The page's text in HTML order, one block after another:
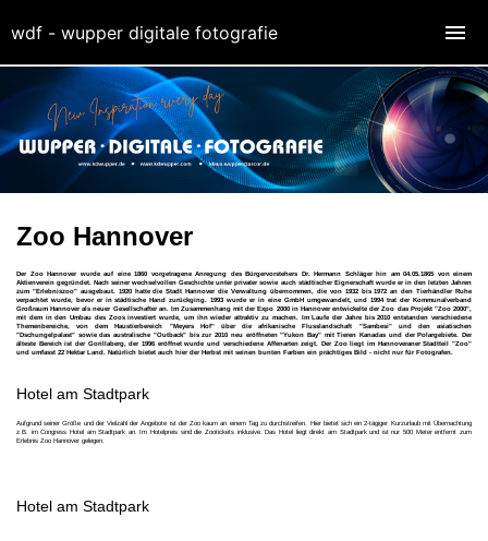
Zoo Hannover
Der Zoo Hannover wurde auf eine 1860 vorgetragene Anregung des Bürgervorstehers Dr. Hermann Schläger hin am 04.05.1865 von einem
Aktienverein gegründet. Nach seiner wechselvollen Geschichte unter privater sowie auch städtischer Eignerschaft wurde er in den letzten Jahren
zum "Erlebniszoo" ausgebaut. 1920 hatte die Stadt Hannover die Verwaltung übernommen, die von 1932 bis 1972 an den Tierhändler Ruhe
verpachtet wurde, bevor er in städtische Hand zurückging. 1993 wurde er in eine GmbH umgewandelt, und 1994 trat der Kommunalverband
Großraum Hannover als neuer Gesellschafter an. Im Zusammenhang mit der Expo 2000 in Hannover entwickelte der Zoo das Projekt "Zoo 2000",
mit dem in den Umbau des Zoos investiert wurde, um ihn wieder attraktiv zu machen. Im Laufe der Jahre bis 2010 entstanden verschiedene
Themenbereiche, von dem Haustierbereich "Meyers Hof" über die afrikanische Flusslandschaft "Sambesi" und den asiatischen
"Dschungelpalast" sowie das australische "Outback" bis zur 2010 neu eröffneten "Yukon Bay" mit Tieren Kanadas und der Polargebiete. Der
älteste Bereich ist der Gorillaberg, der 1996 eröffnet wurde und verschiedene Affenarten zeigt. Der Zoo liegt im Hannoveraner Stadtteil "Zoo"
und umfasst 22 Hektar Land.
Natürlich bietet auch hier der Herbst mit seinen bunten Farben ein prächtiges Bild - nicht nur für Fotografen.
Hotel am Stadtpark
Aufgrund seiner Größe und der Vielzahl der Angebote ist der Zoo kaum an einem Tag zu durchstreifen. Hier bietet sich ein 2-tägiger Kurzurlaub mit Übernachtung
z.B. im Congress Hotel am Stadtpark an. Im Hotelpreis sind die Zootickets inklusive. Das Hotel liegt direkt am Stadtpark und ist nur 500 Meter entfernt zum
Erlebnis Zoo Hannover gelegen.
Hotel am Stadtpark
wdf - wupper digitale fotografie